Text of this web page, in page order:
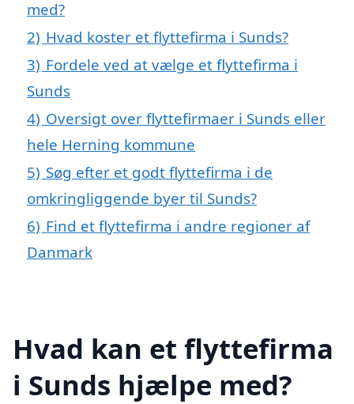
med?
2) Hvad koster et flyttefirma i Sunds?
3) Fordele ved at vælge et flyttefirma i
Sunds
4) Oversigt over flyttefirmaer i Sunds eller
hele Herning kommune
5) Søg efter et godt flyttefirma i de
omkringliggende byer til Sunds?
6) Find et flyttefirma i andre regioner af
Danmark
Hvad kan et flyttefirma
i Sunds hjælpe med?